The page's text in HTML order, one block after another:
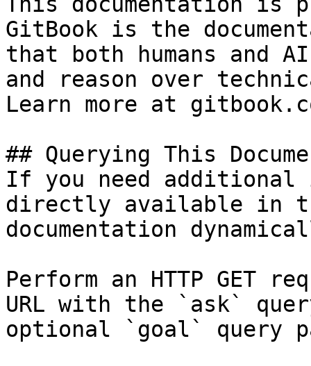
GitBook is the
that both humans and
and reason over
Learn more at
## Querying This
If you need
directly available in
documentation
Perform an HTTP GET
URL with the `ask`
optional `goal` query